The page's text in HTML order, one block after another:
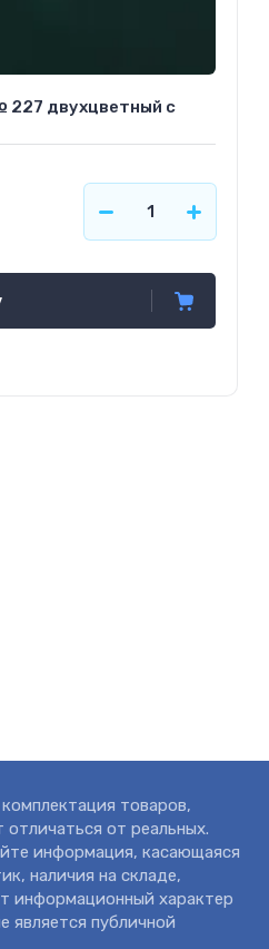
двухцветный с
товаров,
отличаться от реальных.
информация, касающаяся
наличия на складе,
информационный характер
является публичной